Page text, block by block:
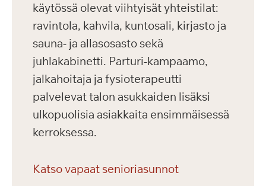
käytössä olevat viihtyisät yhteistilat:
ravintola, kahvila, kuntosali, kirjasto ja
sauna- ja allasosasto sekä
juhlakabinetti. Parturi-kampaamo,
jalkahoitaja ja fysioterapeutti
palvelevat talon asukkaiden lisäksi
ulkopuolisia asiakkaita ensimmäisessä
kerroksessa.
Katso vapaat senioriasunnot